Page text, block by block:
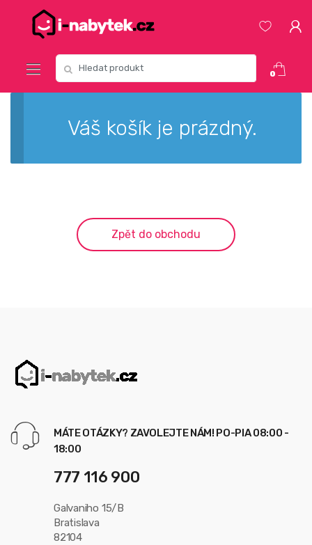
Přeskočit
navigaci
Přeskočit
Vyhledat:
0
Váš košík je prázdný.
Zpět do obchodu
MÁTE OTÁZKY? ZAVOLEJTE NÁM! PO-PIA 08:00 -
18:00
777 116 900
Galvaniho 15/B
Bratislava
82104